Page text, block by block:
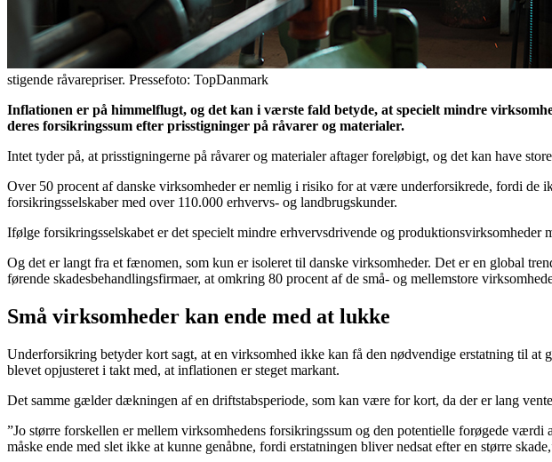
stigende råvarepriser. Pressefoto: TopDanmark
Inflationen er på himmelflugt, og det kan i værste fald betyde, at specielt mindre
deres forsikringssum efter prisstigninger på råvarer og materialer.
Intet tyder på, at prisstigningerne på råvarer og materialer aftager foreløbigt, og det kan have
Over 50 procent af danske virksomheder er nemlig i risiko for at være underforsikrede, fordi de
forsikringsselskaber med over 110.000 erhvervs- og landbrugskunder.
Ifølge forsikringsselskabet er det specielt mindre erhvervsdrivende og
Og det er langt fra et fænomen, som kun er isoleret til danske virksomheder. Det er en global
førende skadesbehandlingsfirmaer, at omkring 80 procent af de små- og mellemstore
Små virksomheder kan ende med at lukke
Underforsikring betyder kort sagt, at en virksomhed ikke kan få den nødvendige erstatning til
blevet opjusteret i takt med, at inflationen er steget markant.
Det samme gælder dækningen af en driftstabsperiode, som kan være for kort, da der er lang
”Jo større forskellen er mellem virksomhedens forsikringssum og den potentielle forøgede
måske ende med slet ikke at kunne genåbne, fordi erstatningen bliver nedsat efter en større